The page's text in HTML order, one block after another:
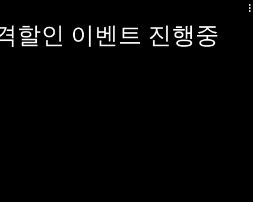
할인 이벤트 진행중